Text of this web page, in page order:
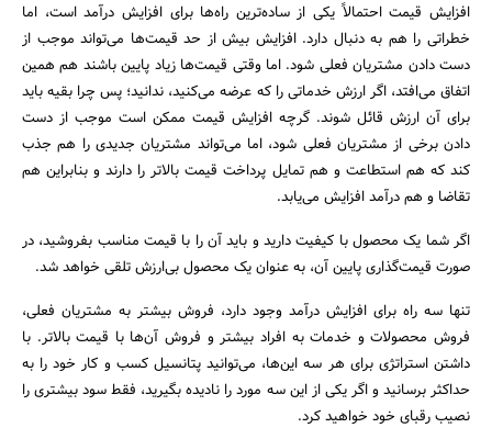
افزایش قیمت احتمالاً یکی از ساده‌ترین راه‌ها برای افزایش درآمد است، اما
خطراتی را هم به دنبال دارد. افزایش بیش از حد قیمت‌ها می‌تواند موجب از
دست دادن مشتریان فعلی شود. اما وقتی قیمت‌ها زیاد پایین باشند هم همین
اتفاق می‌افتد، اگر ارزش خدماتی را که عرضه می‌کنید، ندانید؛ پس چرا بقیه باید
برای آن ارزش قائل شوند. گرچه افزایش قیمت ممکن است موجب از دست
دادن برخی از مشتریان فعلی شود، اما می‌تواند مشتریان جدیدی را هم جذب
کند که هم استطاعت و هم تمایل پرداخت قیمت بالاتر را دارند و بنابراین هم
تقاضا و هم درآمد افزایش می‌یابد.
اگر شما یک محصول با کیفیت دارید و باید آن را با قیمت مناسب بفروشید، در
صورت قیمت‌گذاری پایین آن، به عنوان یک محصول بی‌ارزش تلقی خواهد شد.
تنها سه راه برای افزایش درآمد وجود دارد، فروش بیشتر به مشتریان فعلی،
فروش محصولات و خدمات به افراد بیشتر و فروش آن‌ها با قیمت بالاتر. با
داشتن استراتژی‌ برای هر سه‌ این‌ها، می‌توانید پتانسیل کسب و کار خود را به
حداکثر برسانید و اگر یکی از این سه مورد را نادیده بگیرید، فقط سود بیشتری را
نصیب رقبای خود خواهید کرد.